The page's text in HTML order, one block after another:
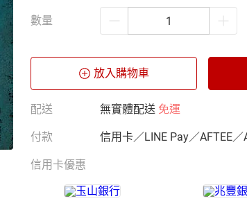
數量
放入購物車
配送 無實體配送 免運
付款 信用卡／LINE Pay／AFTEE／
信用卡優惠